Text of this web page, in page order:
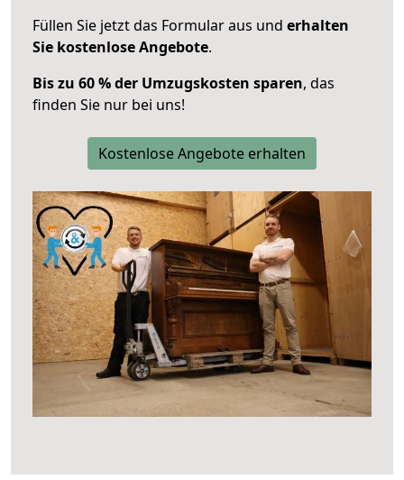
Füllen Sie jetzt das Formular aus und erhalten
Sie kostenlose Angebote.
Bis zu 60 % der Umzugskosten sparen, das
finden Sie nur bei uns!
Kostenlose Angebote erhalten